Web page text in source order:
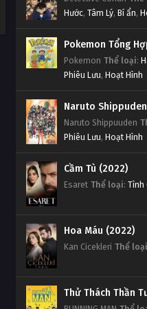
Hước, Tâm Lý, Bí ẩn,
Pokemon Tổng
Pokemon Thể loại:
Phiêu Lưu, Hoạt Hình
Naruto
Naruto Shippuuden
Phiêu Lưu, Hoạt Hình
Cầm Tù (2022)
Esaret Thể loại: Tình
Hoa Máu (2022)
Kan Cicekleri Thể loại
Thử Thách Thần